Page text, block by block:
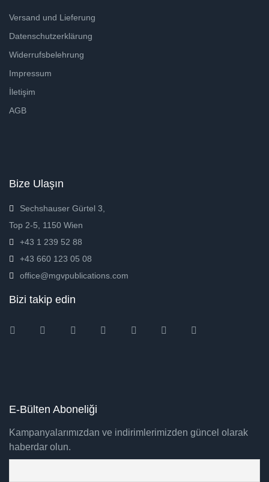
Versand und Lieferung
Datenschutzerklärung
Widerrufsbelehrung
Impressum
İletişim
AGB
Bize Ulaşın
Sechshauser Gürtel 3,
Top 2-5, 1150 Wien
+43 1 239 52 88
+43 660 123 05 08
office@mgvpublications.com
Bizi takip edin
InstagramFacebookTwitter Amazon Pinterest
E-Bülten Aboneliği
Kampanyalarımızdan ve indirimlerimizden güncel olarak
haberdar olun.